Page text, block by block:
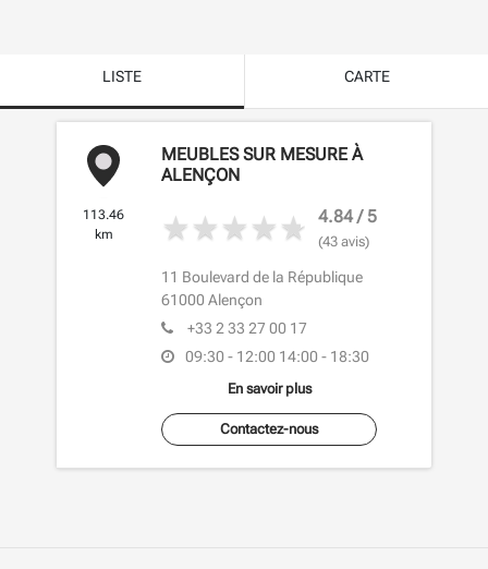
LISTE CARTE
113.46
km
MEUBLES SUR MESURE À
ALENÇON
11 Boulevard de la République
61000 Alençon
+33 2 33 27 00 17
09:30 - 12:00 14:00 - 18:30
4.84 / 5
(43 avis)
En savoir plus
Contactez-nous